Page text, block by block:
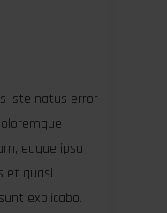
iste natus error
eaque ipsa
et quasi
explicabo.